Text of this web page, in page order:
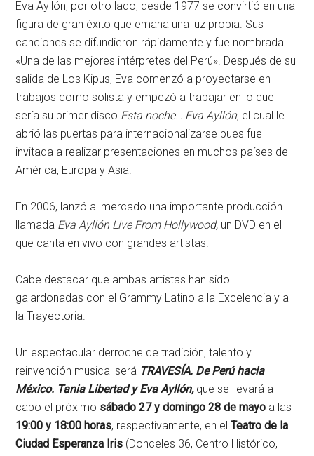
Eva Ayllón, por otro lado, desde 1977 se convirtió en una
figura de gran éxito que emana una luz propia. Sus
canciones se difundieron rápidamente y fue nombrada
«Una de las mejores intérpretes del Perú». Después de su
salida de Los Kipus, Eva comenzó a proyectarse en
trabajos como solista y empezó a trabajar en lo que
sería su primer disco Esta noche… Eva Ayllón, el cual le
abrió las puertas para internacionalizarse pues fue
invitada a realizar presentaciones en muchos países de
América, Europa y Asia.
En 2006, lanzó al mercado una importante producción
llamada Eva Ayllón Live From Hollywood, un DVD en el
que canta en vivo con grandes artistas.
Cabe destacar que ambas artistas han sido
galardonadas con el Grammy Latino a la Excelencia y a
la Trayectoria.
Un espectacular derroche de tradición, talento y
reinvención musical será TRAVESÍA. De Perú hacia
México. Tania Libertad y Eva Ayllón,que se llevará a
cabo el próximo sábado 27 y domingo 28 de mayo a las
19:00 y 18:00 horas, respectivamente, en elTeatro de la
Ciudad Esperanza Iris (Donceles 36, Centro Histórico,